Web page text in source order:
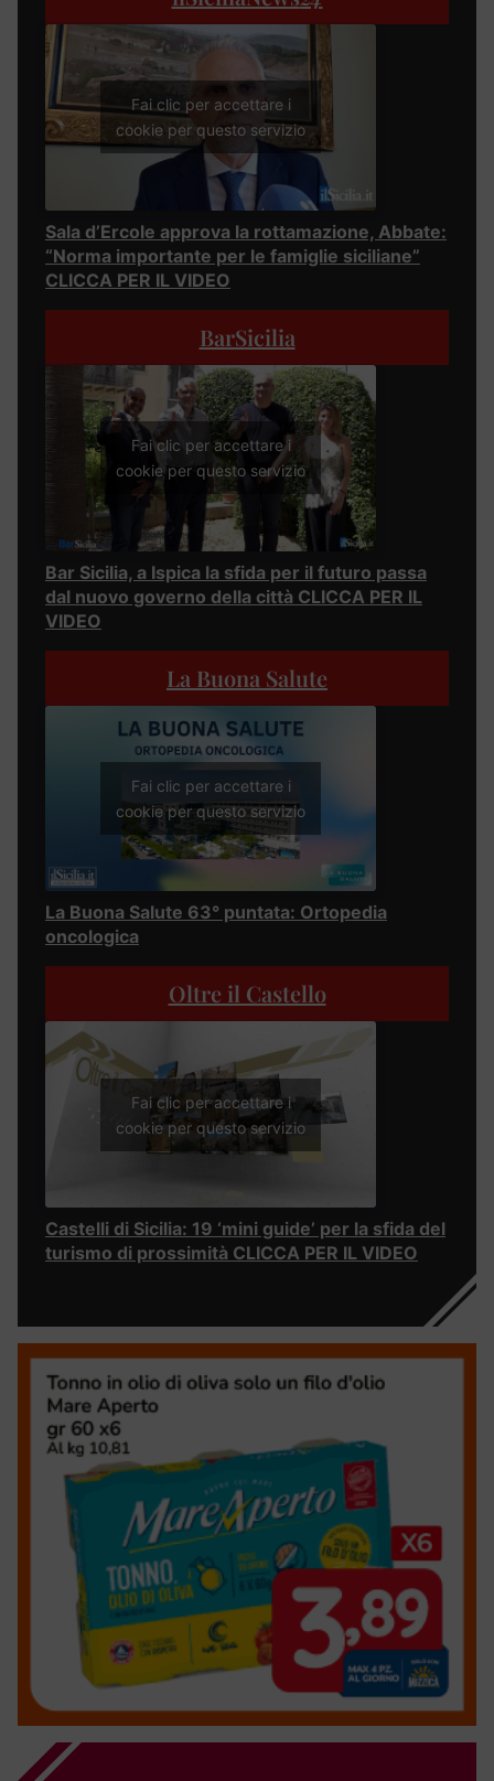
Fai clic per accettare i
cookie per questo servizio
Sala d’Ercole approva la rottamazione, Abbate:
“Norma importante per le famiglie siciliane”
CLICCA PER IL VIDEO
BarSicilia
Fai clic per accettare i
cookie per questo servizio
Bar Sicilia, a Ispica la sfida per il futuro passa
dal nuovo governo della città CLICCA PER IL
VIDEO
La Buona Salute
Fai clic per accettare i
cookie per questo servizio
La Buona Salute 63° puntata: Ortopedia
oncologica
Oltre il Castello
Fai clic per accettare i
cookie per questo servizio
Castelli di Sicilia: 19 ‘mini guide’ per la sfida del
turismo di prossimità CLICCA PER IL VIDEO